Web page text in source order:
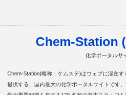
Chem-Station
化学ポータルサ
Chem-Station(略称：ケムステ)はウェブに混在す
提供する、国内最大の化学ポータルサイトです